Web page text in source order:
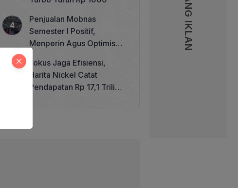
Penjualan Mobnas
Semester I Positif,
Menperin Agus Optimistis
Fokus Jaga Efisiensi,
Harita Nickel Catat
Pendapatan Rp 17,1 Triliun